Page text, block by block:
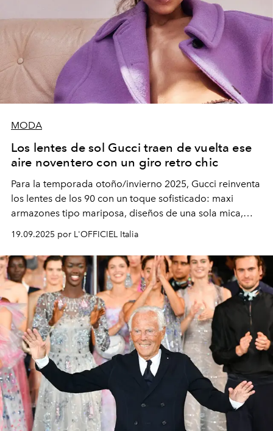
MODA
Los lentes de sol Gucci traen de vuelta ese
aire noventero con un giro retro chic
Para la temporada otoño/invierno 2025, Gucci reinventa
los lentes de los 90 con un toque sofisticado: maxi
armazones tipo mariposa, diseños de una sola mica,
modelos metálicos ovalados con vibra vintage y
elegantes monturas de acetato graduadas. ¿El detalle
que nunca pierde vigencia? La icónica doble G.
19.09.2025 por L'OFFICIEL Italia